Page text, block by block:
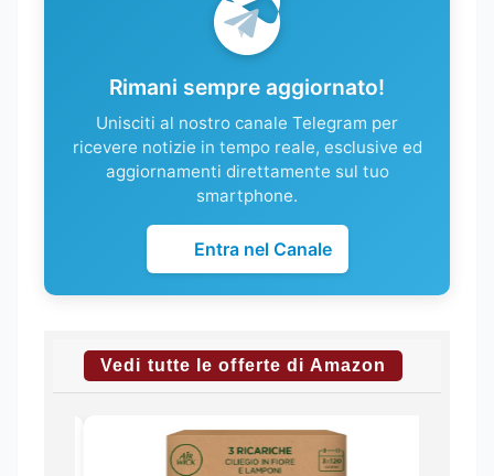
Rimani sempre aggiornato!
Unisciti al nostro canale Telegram per
ricevere notizie in tempo reale, esclusive ed
aggiornamenti direttamente sul tuo
smartphone.
Entra nel Canale